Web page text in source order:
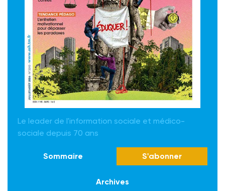
Le leader de l'information sociale et médico-
sociale depuis 70 ans
Sommaire S'abonner
Archives